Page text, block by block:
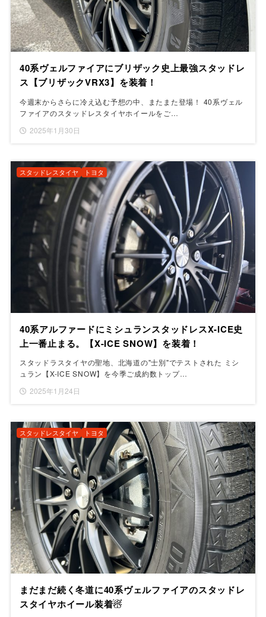
40系ヴェルファイアにブリザック史上最強スタッドレ
ス【ブリザックVRX3】を装着！
今週末からさらに冷え込む予想の中、またまた登場！ 40系ヴェル
ファイアのスタッドレスタイヤホイールをご…
2025年1月30日
40系アルファードにミシュランスタッドレスX-ICE史
上一番止まる。【X-ICE SNOW】を装着！
スタッドラスタイヤの聖地、北海道の"士別"でテストされた ミシ
ュラン【X-ICE SNOW】を今季ご成約数トップ…
2025年1月24日
スタッドレスタイヤ トヨタ
まだまだ続く冬道に40系ヴェルファイアのスタッドレ
スタイヤホイール装着☃
スタッドレスタイヤ トヨタ